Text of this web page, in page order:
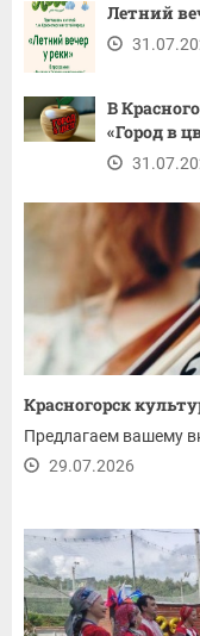
Летний
В
«Город в
Красногорск
Предлагаем вашему
29.07.2026